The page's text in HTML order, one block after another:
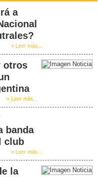
a
» Leer más...
otros
» Leer más...
banda
club
» Leer más...
la